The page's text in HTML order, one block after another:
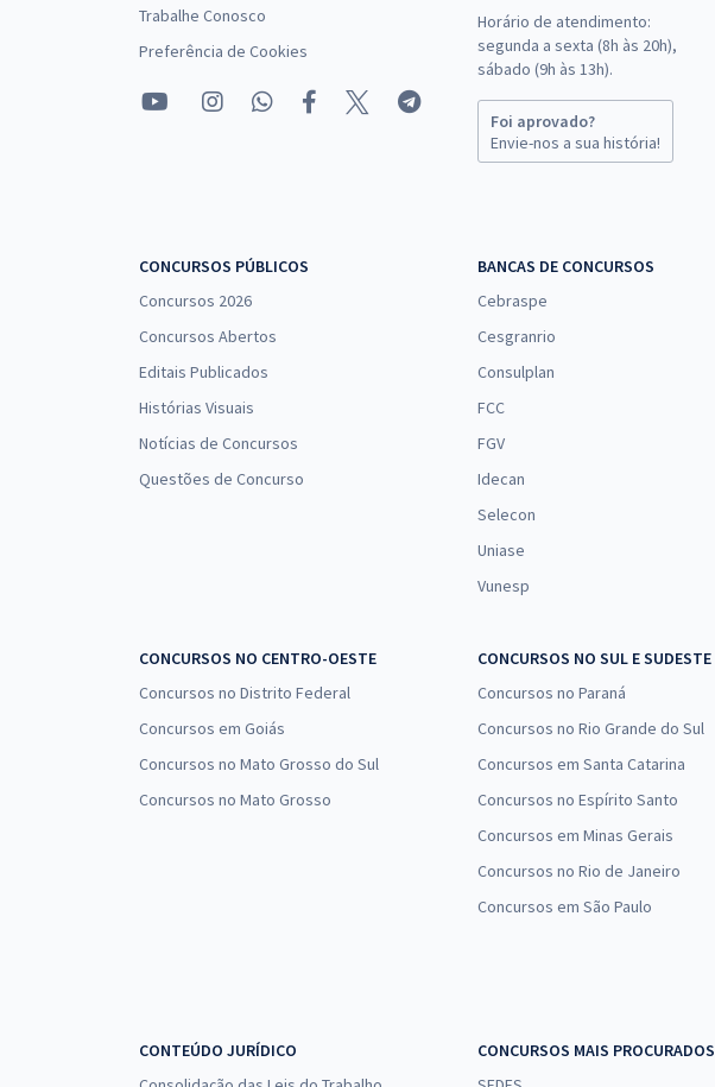
Trabalhe Conosco
Preferência de Cookies
Horário de atendimento:
segunda a sexta (8h às 20h),
sábado (9h às 13h).
Foi aprovado?
Envie-nos a sua história!
CONCURSOS PÚBLICOS
Concursos 2026
Concursos Abertos
Editais Publicados
Histórias Visuais
Notícias de Concursos
Questões de Concurso
BANCAS DE CONCURSOS
Cebraspe
Cesgranrio
Consulplan
FCC
FGV
Idecan
Selecon
Uniase
Vunesp
CONCURSOS NO CENTRO-OESTE
Concursos no Distrito Federal
Concursos em Goiás
Concursos no Mato Grosso do Sul
Concursos no Mato Grosso
CONCURSOS NO SUL E SUDESTE
Concursos no Paraná
Concursos no Rio Grande do Sul
Concursos em Santa Catarina
Concursos no Espírito Santo
Concursos em Minas Gerais
Concursos no Rio de Janeiro
Concursos em São Paulo
CONTEÚDO JURÍDICO
CONCURSOS MAIS PROCURADOS